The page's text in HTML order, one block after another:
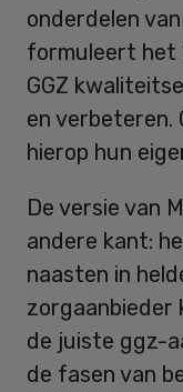
onderdelen
formuleert het
GGZ
en verbeteren.
hierop hun
De versie van
andere kant:
naasten in
zorgaanbieder
de juiste ggz-
de fasen van